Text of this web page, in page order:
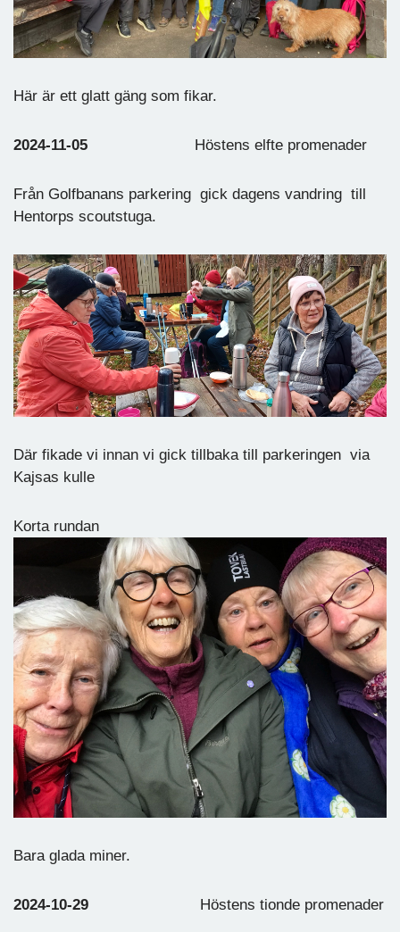
Här är ett glatt gäng som fikar.
2024-11-05 Höstens elfte promenader
Från Golfbanans parkering gick dagens vandring till
Hentorps scoutstuga.
Där fikade vi innan vi gick tillbaka till parkeringen via
Kajsas kulle
Korta rundan
Bara glada miner.
2024-10-29 Höstens tionde promenader